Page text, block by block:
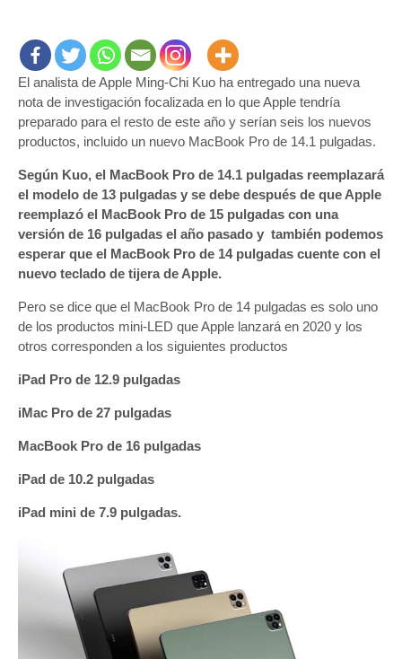
El analista de Apple Ming-Chi Kuo ha entregado una nueva
nota de investigación focalizada en lo que Apple tendría
preparado para el resto de este año y serían seis los nuevos
productos, incluido un nuevo MacBook Pro de 14.1 pulgadas.
Según Kuo, el MacBook Pro de 14.1 pulgadas reemplazará
el modelo de 13 pulgadas y se debe después de que Apple
reemplazó el MacBook Pro de 15 pulgadas con una
versión de 16 pulgadas el año pasado y también podemos
esperar que el MacBook Pro de 14 pulgadas cuente con el
nuevo teclado de tijera de Apple.
Pero se dice que el MacBook Pro de 14 pulgadas es solo uno
de los productos mini-LED que Apple lanzará en 2020 y los
otros corresponden a los siguientes productos
iPad Pro de 12.9 pulgadas
iMac Pro de 27 pulgadas
MacBook Pro de 16 pulgadas
iPad de 10.2 pulgadas
iPad mini de 7.9 pulgadas.